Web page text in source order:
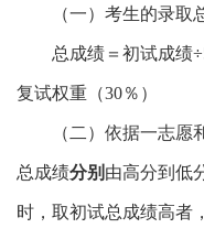
（一）考生的录取
总成绩＝初试成绩
复试权重（30％）
（二）依据一志
总成绩分别 由高分到低
时，取初试总成绩高者